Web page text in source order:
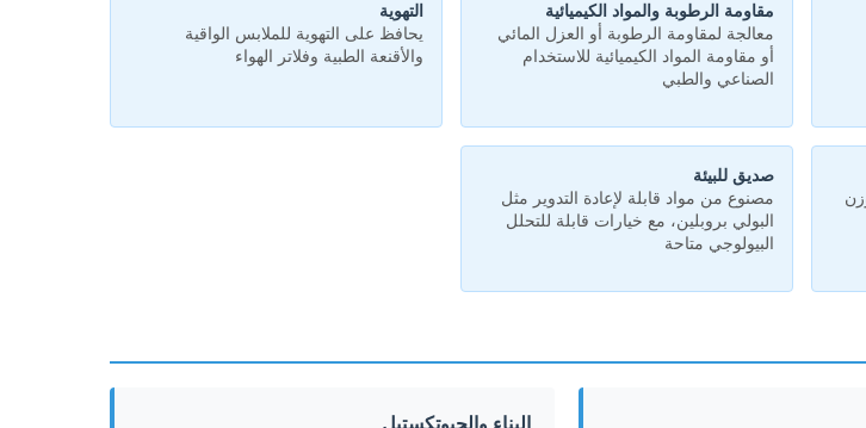
مقاومة الرطوبة والمواد الكيميائية
معالجة لمقاومة الرطوبة أو العزل المائي
أو مقاومة المواد الكيميائية للاستخدام
الصناعي والطبي
التهوية
يحافظ على التهوية للملابس الواقية
والأقنعة الطبية وفلاتر الهواء
صديق للبيئة
مصنوع من مواد قابلة لإعادة التدوير مثل
البولي بروبلين، مع خيارات قابلة للتحلل
البيولوجي متاحة
البناء والجيوتكستيل